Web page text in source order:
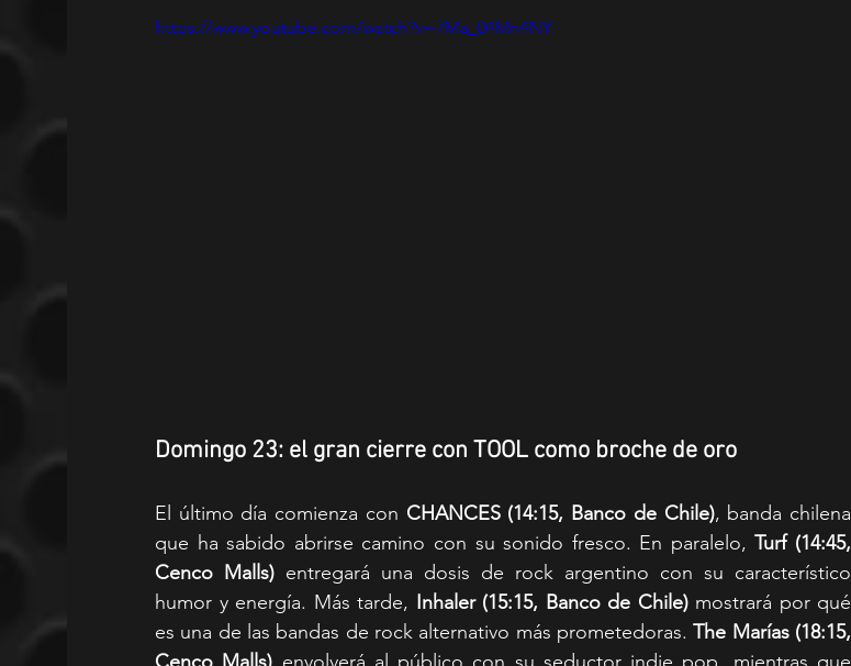
https://www.youtube.com/watch?v=7Ma_04Mn4NY
Domingo 23: el gran cierre con TOOL como broche de oro
El último día comienza con CHANCES (14:15, Banco de Chile), banda chilena
que ha sabido abrirse camino con su sonido fresco. En paralelo, Turf (14:45,
Cenco Malls) entregará una dosis de rock argentino con su característico
humor y energía. Más tarde, Inhaler (15:15, Banco de Chile) mostrará por qué
es una de las bandas de rock alternativo más prometedoras. The Marías (18:15,